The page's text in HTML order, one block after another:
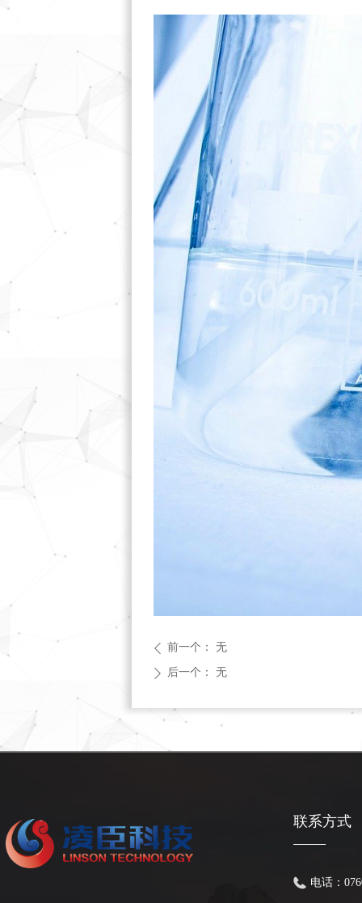
ꄴ 前一个： 无
ꄲ 后一个： 无
联系方式
——
电话：